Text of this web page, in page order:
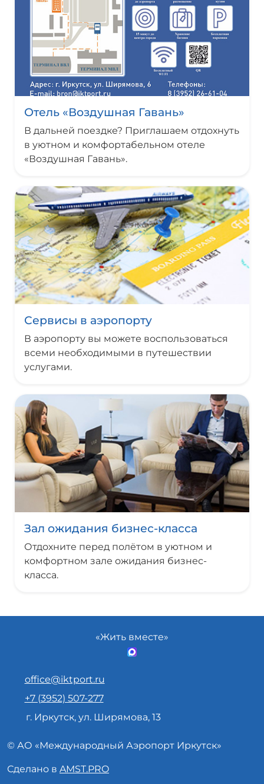
Отель «Воздушная Гавань»
В дальней поездке? Приглашаем отдохнуть
в уютном и комфортабельном отеле
«Воздушная Гавань».
Сервисы в аэропорту
В аэропорту вы можете воспользоваться
всеми необходимыми в путешествии
услугами.
Зал ожидания бизнес-класса
Отдохните перед полётом в уютном и
комфортном зале ожидания бизнес-
класса.
«Жить вместе»
office@iktport.ru
+7 (3952) 507-277
г. Иркутск, ул. Ширямова, 13
© АО «Международный Аэропорт Иркутск»
Сделано в AMST.PRO